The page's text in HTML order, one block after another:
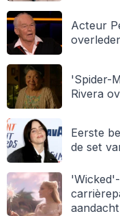
Acteur
'Spider-
Rivera
Eerste
de set
aandacht